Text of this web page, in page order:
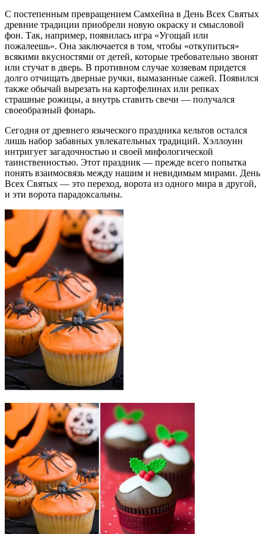
С постепенным превращением Самхейна в День Всех Святых
древние традиции приобрели новую окраску и смысловой
фон. Так, например, появилась игра «Угощай или
пожалеешь». Она заключается в том, чтобы «откупиться»
всякими вкусностями от детей, которые требовательно звонят
или стучат в дверь. В противном случае хозяевам придется
долго отчищать дверные ручки, вымазанные сажей. Появился
также обычай вырезать на картофелинах или репках
страшные рожицы, а внутрь ставить свечи — получался
своеобразный фонарь.
Сегодня от древнего языческого праздника кельтов остался
лишь набор забавных увлекательных традиций. Хэллоуин
интригует загадочностью и своей мифологической
таинственностью. Этот праздник — прежде всего попытка
понять взаимосвязь между нашим и невидимым мирами. День
Всех Святых — это переход, ворота из одного мира в другой,
и эти ворота парадоксальны.